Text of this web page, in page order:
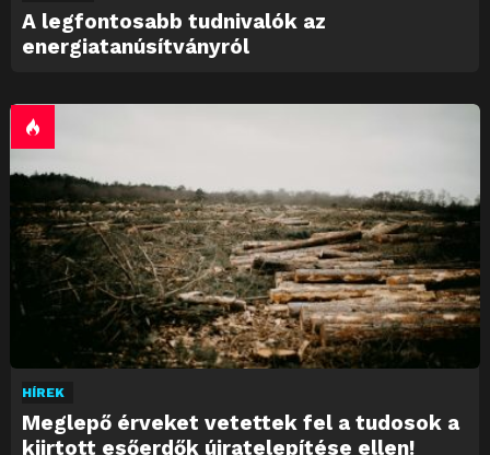
A legfontosabb tudnivalók az
energiatanúsítványról
HÍREK
Meglepő érveket vetettek fel a tudosok a
kiirtott esőerdők újratelepítése ellen!